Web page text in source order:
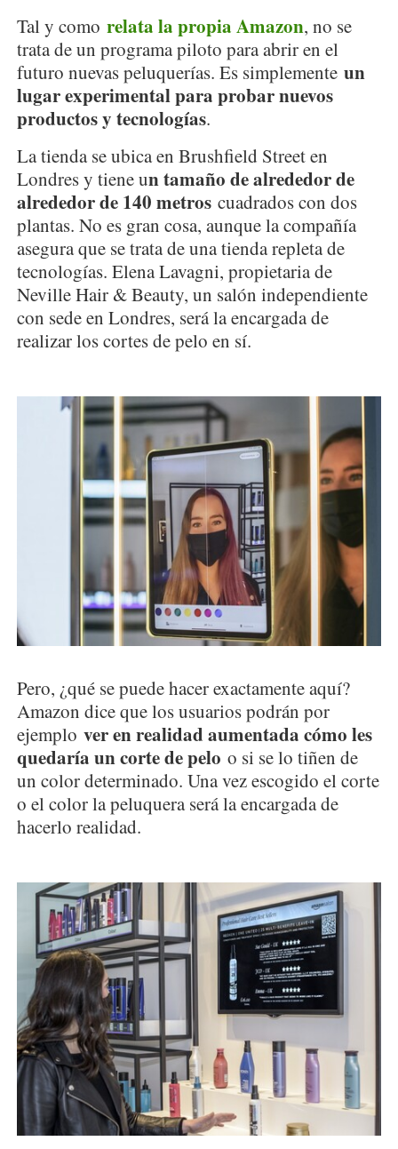
Tal y como relata la propia Amazon, no se
trata de un programa piloto para abrir en el
futuro nuevas peluquerías. Es simplemente un
lugar experimental para probar nuevos
productos y tecnologías.
La tienda se ubica en Brushfield Street en
Londres y tiene un tamaño de alrededor de
alrededor de 140 metroscuadrados con dos
plantas. No es gran cosa, aunque la compañía
asegura que se trata de una tienda repleta de
tecnologías. Elena Lavagni, propietaria de
Neville Hair & Beauty, un salón independiente
con sede en Londres, será la encargada de
realizar los cortes de pelo en sí.
Pero, ¿qué se puede hacer exactamente aquí?
Amazon dice que los usuarios podrán por
ejemplo ver en realidad aumentada cómo les
quedaría un corte de pelo o si se lo tiñen de
un color determinado. Una vez escogido el corte
o el color la peluquera será la encargada de
hacerlo realidad.